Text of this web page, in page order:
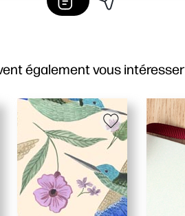
également vous intéresser